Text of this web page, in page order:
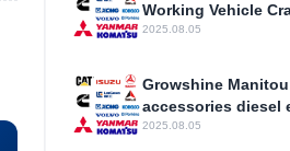
卡尔玛
Working Vehicle
U5MB0025 Four-
2025.08.05
Growshine
accessories diesel
repair valve spring
2025.08.05